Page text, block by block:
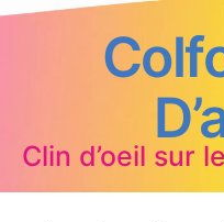
Clin d’oeil sur